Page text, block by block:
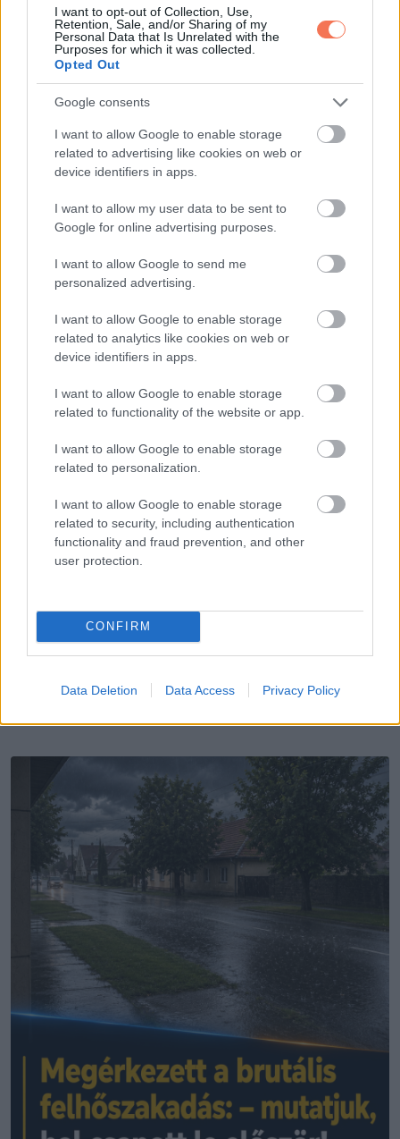
I want to opt-out of Collection, Use,
Retention, Sale, and/or Sharing of my
Personal Data that Is Unrelated with the
Purposes for which it was collected.
Opted Out
Google consents
I want to allow Google to enable storage
related to advertising like cookies on web or
device identifiers in apps.
I want to allow my user data to be sent to
Google for online advertising purposes.
I want to allow Google to send me
personalized advertising.
I want to allow Google to enable storage
related to analytics like cookies on web or
device identifiers in apps.
I want to allow Google to enable storage
related to functionality of the website or app.
I want to allow Google to enable storage
related to personalization.
I want to allow Google to enable storage
related to security, including authentication
functionality and fraud prevention, and other
user protection.
CONFIRM
Data Deletion Data Access Privacy Policy
KÖVETKEZŐ POSZT
Napi 1 oregánólevél, természetes
támogatás a mindennapokhoz
További bejegyzések
ÉLETMÓD
mutatjuk, hol csapott
LEGÚJABB POSZTOK: